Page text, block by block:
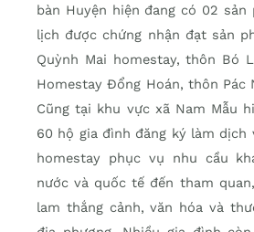
bàn Huyện hiện đang có 02 sản
lịch được chứng nhận đạt sản
Quỳnh Mai homestay, thôn Bó
Homestay Đổng Hoán, thôn Pác
Cũng tại khu vực xã Nam Mẫu
60 hộ gia đình đăng ký làm dịch
homestay phục vụ nhu cầu
nước và quốc tế đến tham
lam thắng cảnh, văn hóa và